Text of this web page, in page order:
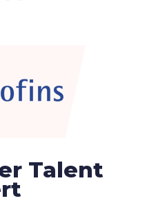
Talent